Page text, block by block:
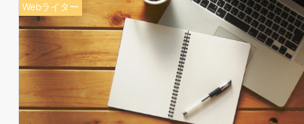
Webライター